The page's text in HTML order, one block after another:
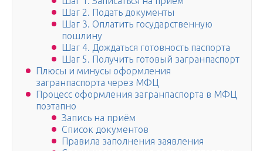
Шаг 2. Подать документы
Шаг 3. Оплатить государственную
пошлину
Шаг 4. Дождаться готовность паспорта
Шаг 5. Получить готовый загранпаспорт
Плюсы и минусы оформления
загранпаспорта через МФЦ
Процесс оформления загранпаспорта в МФЦ
поэтапно
Запись на приём
Список документов
Правила заполнения заявления